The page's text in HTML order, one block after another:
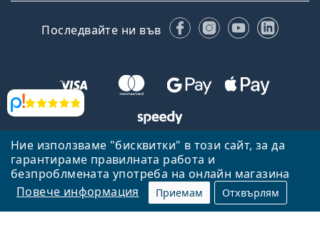
Ние използваме "бисквитки" в този сайт, за да
гарантираме правилната работа и
безпроблмената употреба на онлайн магазина
Повече информация
Приемам Отхвърлям
Прегледи
Последвайте ни във FacebookInstagram
YouTube
Назад към началната страница
Нагоре
Lentiamo.bg е собственост и се управлява от Lentiamo s.r.o.,
Република Чехия
Тук сме за вас в продължение на 18 години.